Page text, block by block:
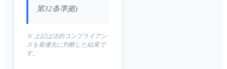
第32条準拠)
※ 上記は法的コンプライアン
スを最優先に判断した結果で
す。